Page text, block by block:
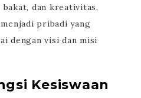
dan kreativitas,
pribadi yang
dengan visi dan misi
Kesiswaan